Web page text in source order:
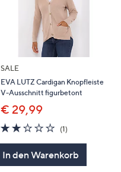
SALE
EVA LUTZ Cardigan Knopfleiste
V-Ausschnitt figurbetont
€ 29,99
2.0
von
(1)1
In den Warenkorb